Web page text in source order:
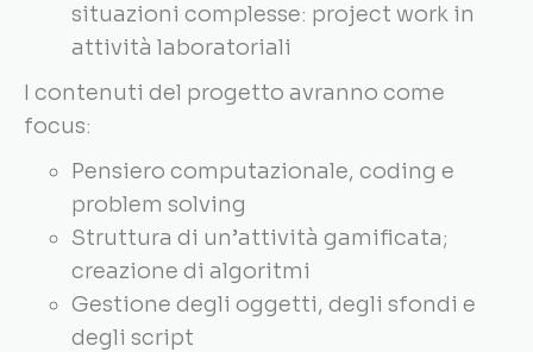
situazioni complesse: project work in
attività laboratoriali
I contenuti del progetto avranno come
focus:
Pensiero computazionale, coding e
problem solving
Struttura di un’attività gamificata;
creazione di algoritmi
Gestione degli oggetti, degli sfondi e
degli script